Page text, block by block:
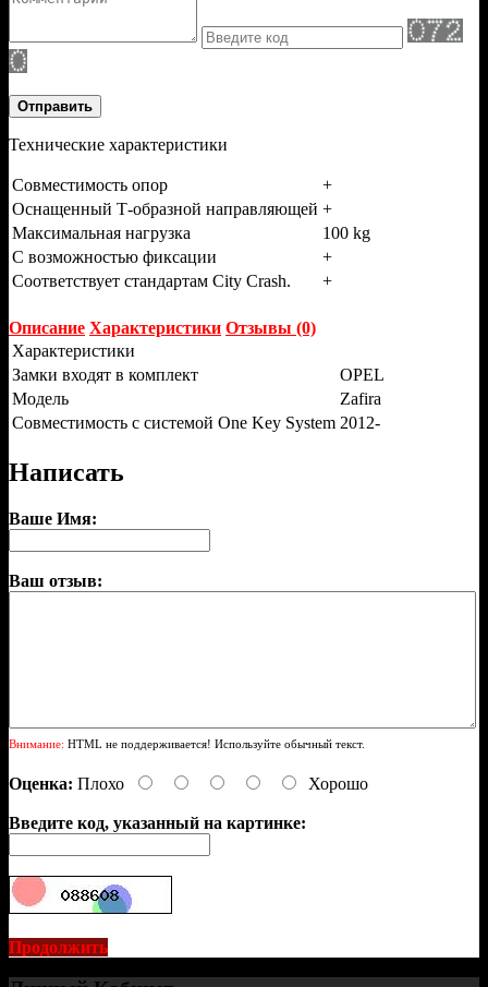
Отправить
Технические характеристики
Совместимость опор
+
Оснащенный Т-образной направляющей +
Максимальная нагрузка
100 kg
С возможностью фиксации
+
Соответствует стандартам City Crash.
+
Описание Характеристики Отзывы (0)
Характеристики
Замки входят в комплект
OPEL
Модель
Zafira
Совместимость с системой One Key System 2012-
Написать
Ваше Имя:
Ваш отзыв:
Внимание: HTML не поддерживается! Используйте обычный текст.
Оценка: Плохо Хорошо
Введите код, указанный на картинке:
Продолжить